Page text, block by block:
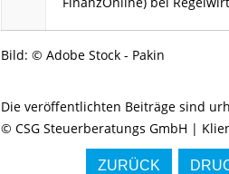
Bild: © Adobe Stock - Pakin
Die veröffentlichten Beiträge sind
© CSG Steuerberatungs GmbH |
ZURÜCK